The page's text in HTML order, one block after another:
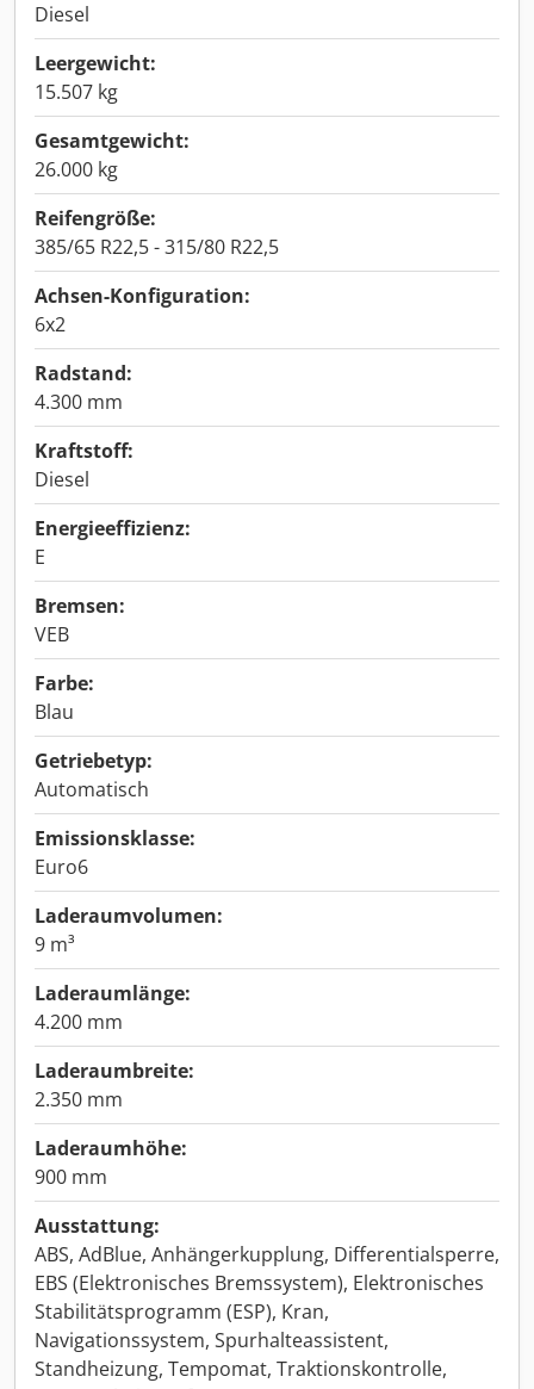
Diesel
Leergewicht:
15.507 kg
Gesamtgewicht:
26.000 kg
Reifengröße:
385/65 R22,5 - 315/80 R22,5
Achsen-Konfiguration:
6x2
Radstand:
4.300 mm
Kraftstoff:
Diesel
Energieeffizienz:
E
Bremsen:
VEB
Farbe:
Blau
Getriebetyp:
Automatisch
Emissionsklasse:
Euro6
Laderaumvolumen:
9 m³
Laderaumlänge:
4.200 mm
Laderaumbreite:
2.350 mm
Laderaumhöhe:
900 mm
Ausstattung:
ABS, AdBlue, Anhängerkupplung, Differentialsperre,
EBS (Elektronisches Bremssystem), Elektronisches
Stabilitätsprogramm (ESP), Kran,
Navigationssystem, Spurhalteassistent,
Standheizung, Tempomat, Traktionskontrolle,